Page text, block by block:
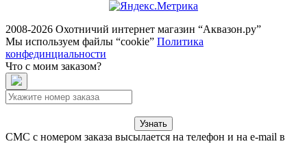
2008-2026 Охотничий интернет магазин “Аквазон.ру”
Мы используем файлы “cookie” Политика
конфединциальности
Что с моим заказом?
Узнать
СМС с номером заказа высылается на телефон и на e-mail в